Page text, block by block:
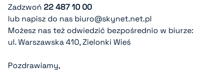
Zadzwoń22 487 10 00
lub napisz do nas biuro@skynet.net.pl
Możesz nas też odwiedzić bezpośrednio w biurze:
ul. Warszawska 410, Zielonki Wieś
Pozdrawiamy,